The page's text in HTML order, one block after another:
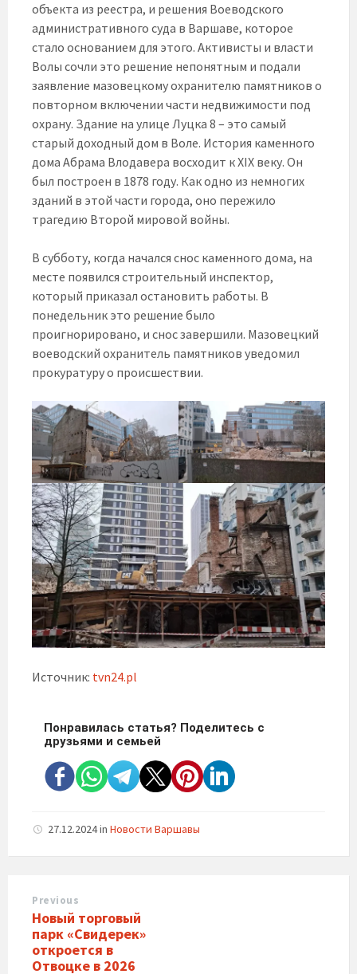
объекта из реестра, и решения Воеводского
административного суда в Варшаве, которое
стало основанием для этого. Активисты и власти
Волы сочли это решение непонятным и подали
заявление мазовецкому охранителю памятников о
повторном включении части недвижимости под
охрану. Здание на улице Луцка 8 – это самый
старый доходный дом в Воле. История каменного
дома Абрама Влодавера восходит к XIX веку. Он
был построен в 1878 году. Как одно из немногих
зданий в этой части города, оно пережило
трагедию Второй мировой войны.
В субботу, когда начался снос каменного дома, на
месте появился строительный инспектор,
который приказал остановить работы. В
понедельник это решение было
проигнорировано, и снос завершили. Мазовецкий
воеводский охранитель памятников уведомил
прокуратуру о происшествии.
Источник: tvn24.pl
Понравилась статья? Поделитесь с
друзьями и семьей
27.12.2024in Новости Варшавы
Previous
Новый торговый
парк «Свидерек»
откроется в
Отвоцке в 2026